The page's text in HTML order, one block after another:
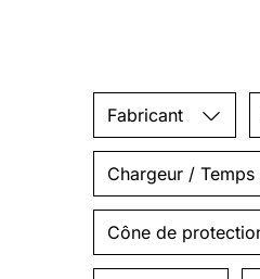
Fabricant
Chargeur /
Cône de